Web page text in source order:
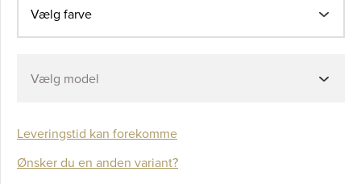
Vælg farve
Vælg model
Leveringstid kan forekomme
Ønsker du en anden variant?